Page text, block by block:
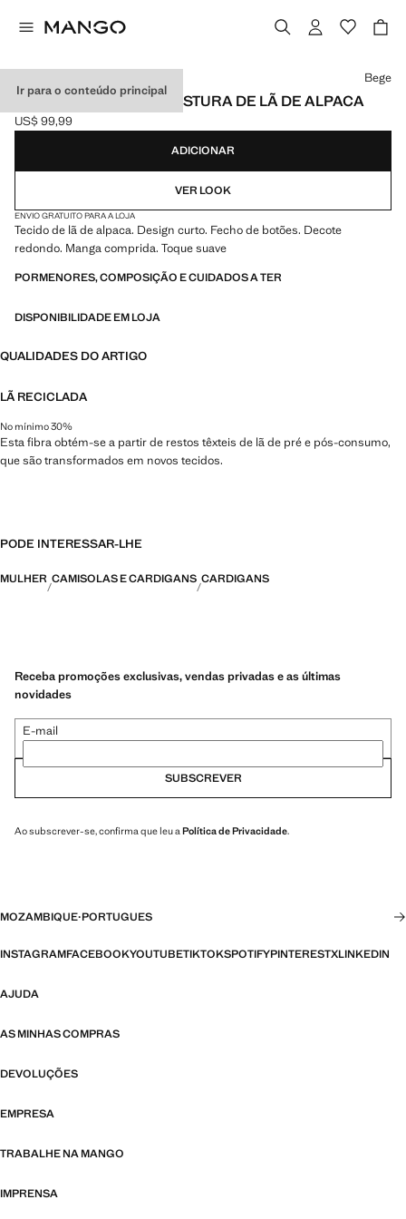
Ir para o conteúdo principal
CARDIGÃ CURTO DE MISTURA DE LÃ DE ALPACA
Preço atual [US$ 99,99 ]
US$ 99,99
Selecione uma cor
Bege
ADICIONAR
VER LOOK
ENVIO GRATUITO PARA A LOJA
Tecido de lã de alpaca. Design curto. Fecho de botões. Decote
redondo. Manga comprida. Toque suave
PORMENORES, COMPOSIÇÃO E CUIDADOS A TER
DISPONIBILIDADE EM LOJA
QUALIDADES DO ARTIGO
LÃ RECICLADA
No mínimo 30%
Esta fibra obtém-se a partir de restos têxteis de lã de pré e pós-consumo,
que são transformados em novos tecidos.
PODE INTERESSAR-LHE
MULHER CAMISOLAS E CARDIGANS CARDIGANS
Receba promoções exclusivas, vendas privadas e as últimas
novidades
E-mail
SUBSCREVER
Ao subscrever-se, confirma que leu aPolítica de Privacidade.
MOZAMBIQUE·PORTUGUES
INSTAGRAMFACEBOOKYOUTUBETIKTOKSPOTIFYPINTERESTXLINKEDIN
AJUDA
AS MINHAS COMPRAS
DEVOLUÇÕES
EMPRESA
TRABALHE NA MANGO
IMPRENSA